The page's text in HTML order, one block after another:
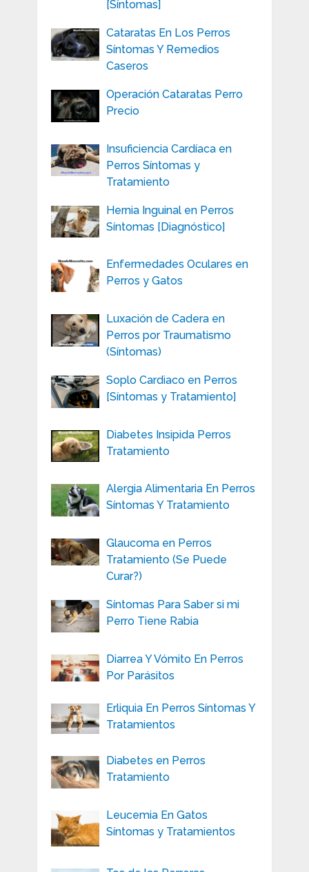
[Síntomas]
Cataratas En Los Perros
Síntomas Y Remedios
Caseros
Operación Cataratas Perro
Precio
Insuficiencia Cardíaca en
Perros Síntomas y
Tratamiento
Hernia Inguinal en Perros
Síntomas [Diagnóstico]
Enfermedades Oculares en
Perros y Gatos
Luxación de Cadera en
Perros por Traumatismo
(Síntomas)
Soplo Cardiaco en Perros
[Síntomas y Tratamiento]
Diabetes Insipida Perros
Tratamiento
Alergia Alimentaria En Perros
Síntomas Y Tratamiento
Glaucoma en Perros
Tratamiento (Se Puede
Curar?)
Síntomas Para Saber si mi
Perro Tiene Rabia
Diarrea Y Vómito En Perros
Por Parásitos
Erliquia En Perros Síntomas Y
Tratamientos
Diabetes en Perros
Tratamiento
Leucemia En Gatos
Síntomas y Tratamientos